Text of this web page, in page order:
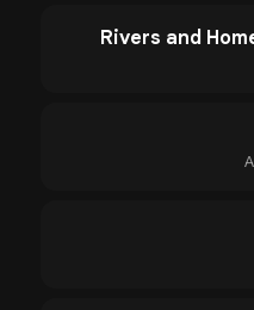
Rivers and